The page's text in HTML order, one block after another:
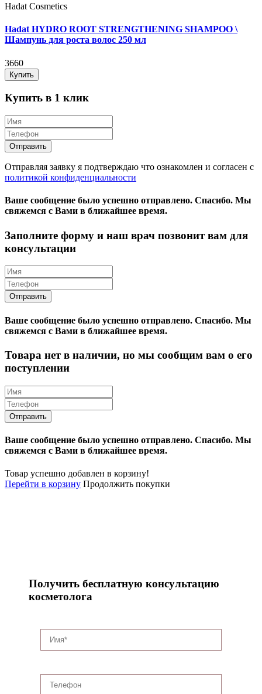
Hadat Cosmetics
Hadat HYDRO ROOT STRENGTHENING SHAMPOO \
Шампунь для роста волос 250 мл
3660
Купить
Купить в 1 клик
Отправляя заявку я подтверждаю что ознакомлен и согласен с
политикой конфиденциальности
Ваше сообщение было успешно отправлено. Спасибо. Mы
свяжемся с Вами в ближайшее время.
Заполните форму и наш врач позвонит вам для
консультации
Ваше сообщение было успешно отправлено. Спасибо. Mы
свяжемся с Вами в ближайшее время.
Товара нет в наличии, но мы сообщим вам о его
поступлении
Ваше сообщение было успешно отправлено. Спасибо. Mы
свяжемся с Вами в ближайшее время.
Товар успешно добавлен в корзину!
Перейти в корзину Продолжить покупки
Получить бесплатную консультацию
косметолога